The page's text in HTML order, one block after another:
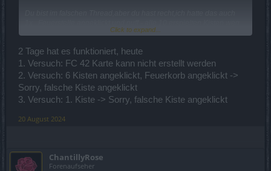
(ich klick immer 10 an und nehme dann an)...
Click to expand...
2 Tage hat es funktioniert, heute
1. Versuch: FC 42 Karte kann nicht erstellt werden
2. Versuch: 6 Kisten angeklickt, Feuerkorb angeklickt ->
Sorry, falsche Kiste angeklickt
3. Versuch: 1. Kiste -> Sorry, falsche Kiste angeklickt
20 August 2024
ChantillyRose
Forenaufseher